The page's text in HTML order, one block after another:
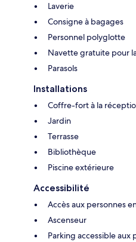
Laverie
Consigne à bagages
Personnel polyglotte
Navette gratuite pour
Parasols
Installations
Coffre-fort à la
Jardin
Terrasse
Bibliothèque
Piscine extérieure
Accessibilité
Accès aux personnes
Ascenseur
Parking accessible